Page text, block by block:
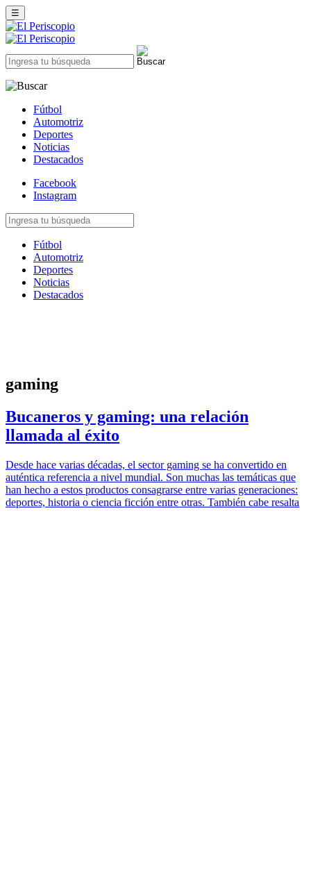
☰
Fútbol
Automotriz
Deportes
Noticias
Destacados
Facebook
Instagram
Fútbol
Automotriz
Deportes
Noticias
Destacados
gaming
Bucaneros y gaming: una relación
llamada al éxito
Desde hace varias décadas, el sector gaming se ha convertido en
auténtica referencia a nivel mundial. Son muchas las temáticas que
han hecho a estos productos consagrarse entre varias generaciones:
deportes, historia o ciencia ficción entre otras. También cabe resalta